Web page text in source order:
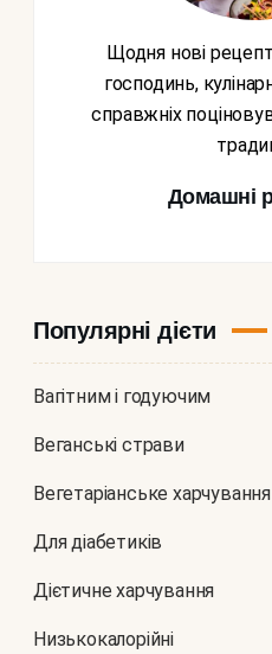
Щодня нові рецепти від домашніх
господинь,
справжніх
Домашні
Популярні дієти
Вагітним і годуючим
Веганські страви
Вегетаріанське харчування
Для діабетиків
Дієтичне харчування
Низькокалорійні